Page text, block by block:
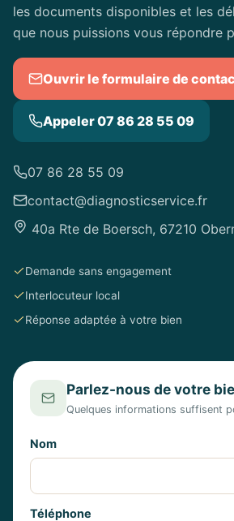
les documents disponibles et les
que nous puissions vous répondre
Ouvrir le formulaire de
Appeler 07 86 28 55 09
07 86 28 55 09
contact@diagnosticservice.fr
40a Rte de Boersch, 67210
Demande sans engagement
Interlocuteur local
Réponse adaptée à votre bien
Parlez-nous de votre
Quelques informations suffisent
Nom
Téléphone